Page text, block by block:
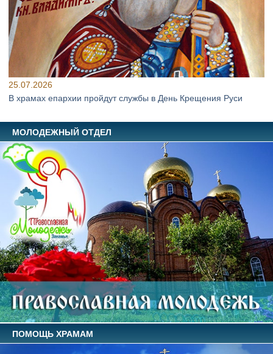
25.07.2026
В храмах епархии пройдут службы в День Крещения Руси
МОЛОДЕЖНЫЙ ОТДЕЛ
ПОМОЩЬ ХРАМАМ